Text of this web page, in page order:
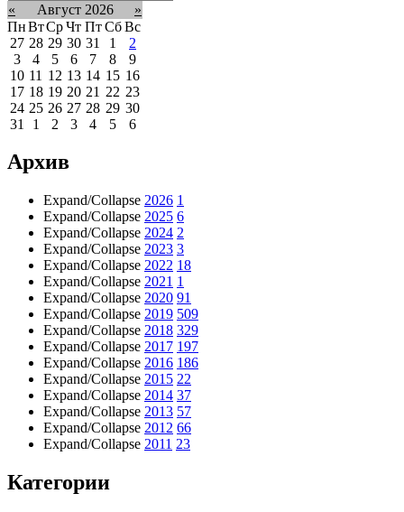
«
Август 2026
»
ПнВтСрЧт Пт Сб Вс
27 28 29 30 31 1
2
3
4 5 6 7 8
9
10 11 12 13 14 15 16
17 18 19 20 21 22 23
24 25 26 27 28 29 30
31
1 2 3 4 5 6
Архив
Expand/Collapse 2026 1
Expand/Collapse 2025 6
Expand/Collapse 2024 2
Expand/Collapse 2023 3
Expand/Collapse 2022 18
Expand/Collapse 2021 1
Expand/Collapse 2020 91
Expand/Collapse 2019 509
Expand/Collapse 2018 329
Expand/Collapse 2017 197
Expand/Collapse 2016 186
Expand/Collapse 2015 22
Expand/Collapse 2014 37
Expand/Collapse 2013 57
Expand/Collapse 2012 66
Expand/Collapse 2011 23
Категории